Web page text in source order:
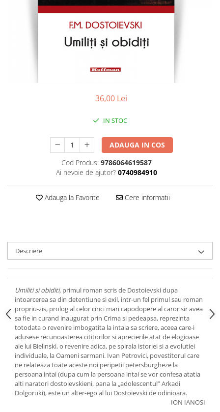
Contemporana
Publicistica, Reportaje, Interviuri
Sociologie si filozofie
36,00 Lei
IN STOC
ADAUGA IN COS
Cod Produs: 9786064619587
Ai nevoie de ajutor? 0740984910
Adauga la Favorite Cere informatii
Descriere
Umiliti si obiditi, primul roman scris de Dostoievski dupa
intoarcerea sa din detentiune si exil, intr-un fel primul sau roman
propriu-zis, prolog al celor cinci mari capodopere al caror sir avea
sa fie in curand inaugurat prin Crima si pedeapsa, reprezinta
totodata o revenire imbogatita la intaia sa scriere, aceea care-i
adusese recunoasterea cititorilor si aprecierile atat de elogioase
ale lui Bielinski, o revenire adica, pe spirala istoriei si a evolutiei
individuale, la Oameni sarmani. Ivan Petrovici, povestitorul care
ne relateaza toate aceste noi peripetii petersburgheze la
persoana intai (dupa cum la persoana intai se vor confesa atatia
alti naratori dostoievskieni, pana la „adolescentul” Arkadi
Dolgoruki), este un alter-ego al lui Dostoievski de odinioara.
ION IANOSI